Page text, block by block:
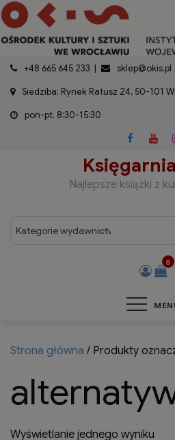
treści
Skip
to
content
+48 665 645 233
sklep@okis.pl
Siedziba: Rynek Ratusz 24, 50-101
pon-pt. 8:30-15:30
Najlepsze książki z
0
Strona główna / Produkty
Wyświetlanie jednego wyniku